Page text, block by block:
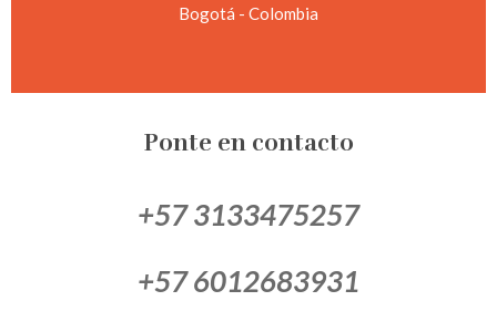
Bogotá - Colombia
Ponte en contacto
+57 3133475257
+57 6012683931